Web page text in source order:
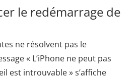
le redémarrage de
ne résolvent pas le
« L’iPhone ne peut pas
est introuvable » s’affiche